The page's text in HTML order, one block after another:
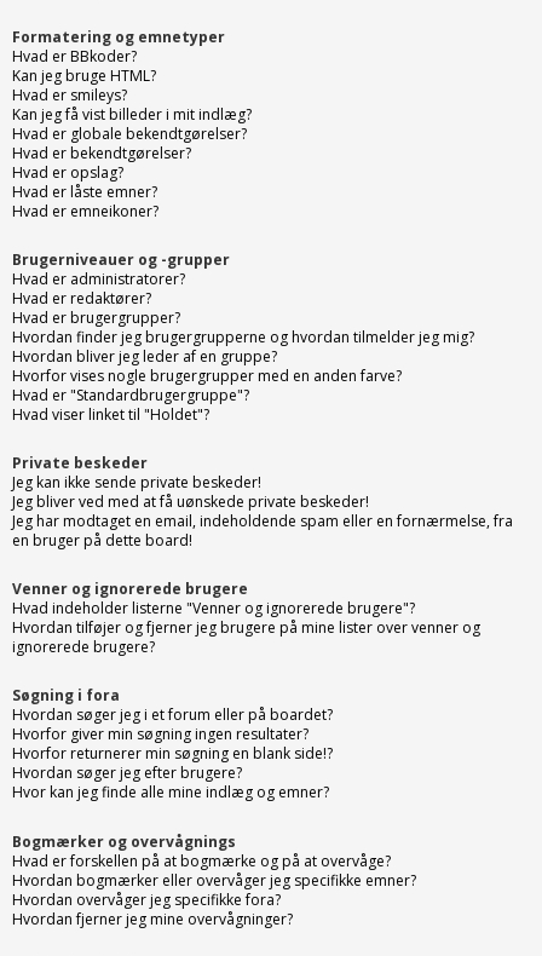
Formatering og emnetyper
Hvad er BBkoder?
Kan jeg bruge HTML?
Hvad er smileys?
Kan jeg få vist billeder i mit indlæg?
Hvad er globale bekendtgørelser?
Hvad er bekendtgørelser?
Hvad er opslag?
Hvad er låste emner?
Hvad er emneikoner?
Brugerniveauer og -grupper
Hvad er administratorer?
Hvad er redaktører?
Hvad er brugergrupper?
Hvordan finder jeg brugergrupperne og hvordan tilmelder jeg mig?
Hvordan bliver jeg leder af en gruppe?
Hvorfor vises nogle brugergrupper med en anden farve?
Hvad er "Standardbrugergruppe"?
Hvad viser linket til "Holdet"?
Private beskeder
Jeg kan ikke sende private beskeder!
Jeg bliver ved med at få uønskede private beskeder!
Jeg har modtaget en email, indeholdende spam eller en fornærmelse, fra
en bruger på dette board!
Venner og ignorerede brugere
Hvad indeholder listerne "Venner og ignorerede brugere"?
Hvordan tilføjer og fjerner jeg brugere på mine lister over venner og
ignorerede brugere?
Søgning i fora
Hvordan søger jeg i et forum eller på boardet?
Hvorfor giver min søgning ingen resultater?
Hvorfor returnerer min søgning en blank side!?
Hvordan søger jeg efter brugere?
Hvor kan jeg finde alle mine indlæg og emner?
Bogmærker og overvågnings
Hvad er forskellen på at bogmærke og på at overvåge?
Hvordan bogmærker eller overvåger jeg specifikke emner?
Hvordan overvåger jeg specifikke fora?
Hvordan fjerner jeg mine overvågninger?